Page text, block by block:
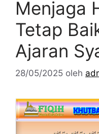
Menjaga
Tetap
Ajaran
28/05/2025 oleh